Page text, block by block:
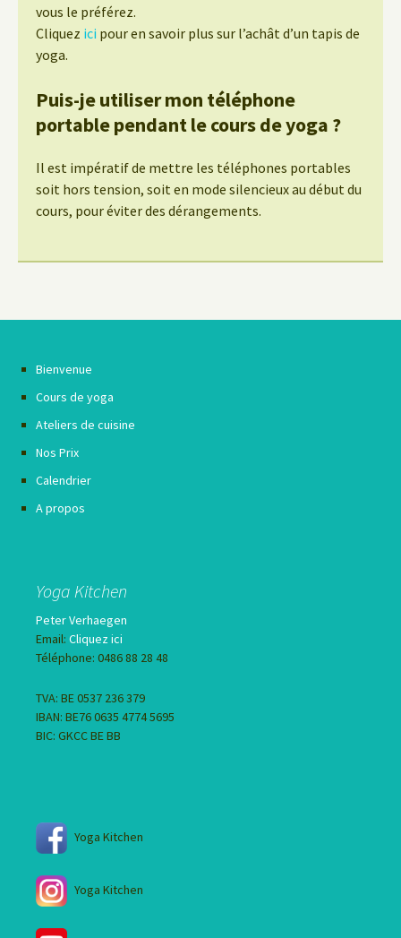
vous le préférez.
Cliquez ici pour en savoir plus sur l’achât d’un tapis de
yoga.
Puis-je utiliser mon téléphone
portable pendant le cours de yoga ?
Il est impératif de mettre les téléphones portables
soit hors tension, soit en mode silencieux au début du
cours, pour éviter des dérangements.
Bienvenue
Cours de yoga
Ateliers de cuisine
Nos Prix
Calendrier
A propos
Yoga Kitchen
Peter Verhaegen
Email: Cliquez ici
Téléphone: 0486 88 28 48
TVA: BE 0537 236 379
IBAN: BE76 0635 4774 5695
BIC: GKCC BE BB
Yoga Kitchen
Yoga Kitchen